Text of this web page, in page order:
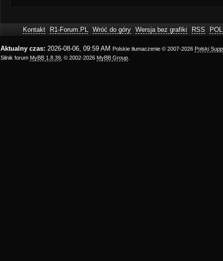
Kontakt R1-Forum.PL Wróć do góry Wersja bez grafiki RSS
Aktualny czas: 2026-08-06, 09:59 AM Polskie tłumaczenie © 2007-2026 Polski
Silnik forum MyBB 1.8.39 , © 2002-2026 MyBB Group